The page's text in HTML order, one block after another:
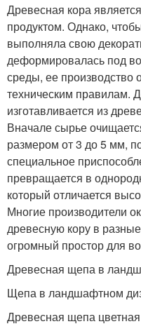
Древесная кора
продуктом. Однако,
выполняла свою
деформировалась под
среды, ее производство
техническим правилам.
изготавливается из
Вначале сырье
размером от 3 до 5 мм,
специальное
превращается в
который отличается
Многие производители
древесную кору в
огромный простор для
Древесная щепа в
Щепа в ландшафтном
Древесная щепа